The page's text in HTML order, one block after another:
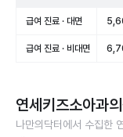
급여 진료 · 대면
급여 진료 · 비대면
연세키즈소아과
나만의닥터에서 수집한